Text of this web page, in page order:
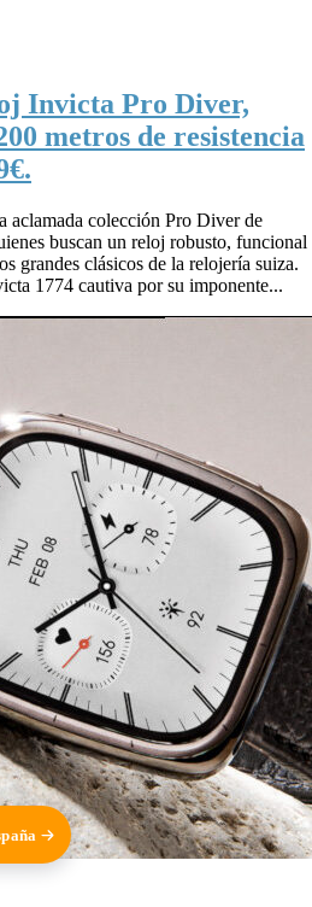
Invicta Pro Diver,
metros de resistencia
aclamada colección Pro Diver de
buscan un reloj robusto, funcional
grandes clásicos de la relojería suiza.
1774 cautiva por su imponente...